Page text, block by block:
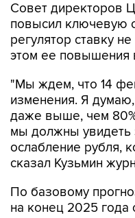
Совет директоров
повысил ключевую
регулятор ставку
этом ее повышения
"Мы ждем, что 14
изменения. Я думаю,
даже выше, чем
мы должны увидеть
ослабление рубля,
сказал Кузьмин
По базовому
на конец 2025 года